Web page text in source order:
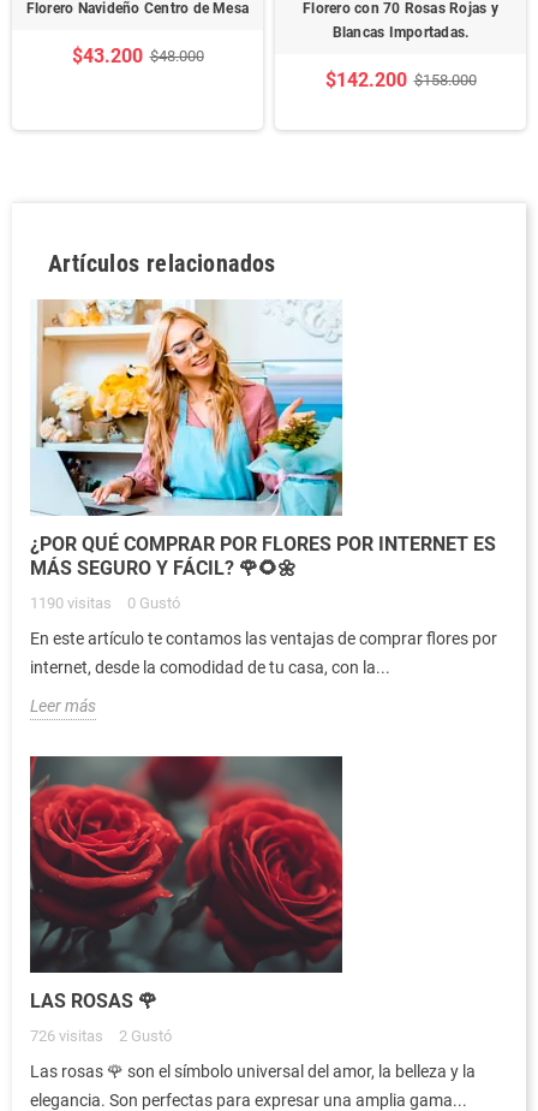
Florero Navideño Centro de Mesa
$43.200 $48.000
Florero con 70 Rosas Rojas y
Blancas Importadas.
$142.200 $158.000
Artículos relacionados
¿POR QUÉ COMPRAR POR FLORES POR INTERNET ES
MÁS SEGURO Y FÁCIL? 🌹🌻🌼
1190 visitas 0 Gustó
En este artículo te contamos las ventajas de comprar flores por
internet, desde la comodidad de tu casa, con la...
Leer más
LAS ROSAS 🌹
726 visitas 2 Gustó
Las rosas 🌹 son el símbolo universal del amor, la belleza y la
elegancia. Son perfectas para expresar una amplia gama...